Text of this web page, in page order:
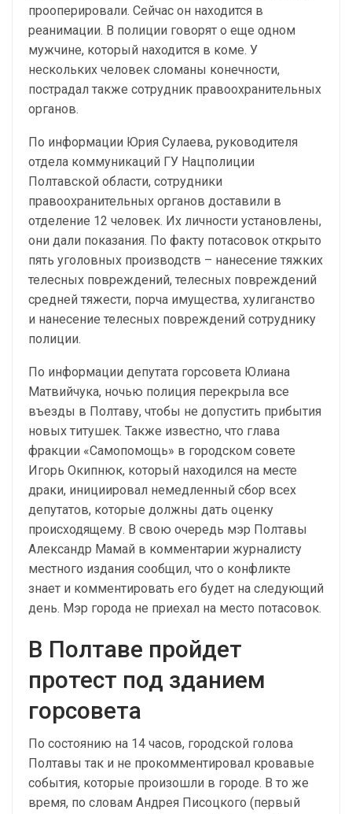
прооперировали. Сейчас он находится в
реанимации. В полиции говорят о еще одном
мужчине, который находится в коме. У
нескольких человек сломаны конечности,
пострадал также сотрудник правоохранительных
органов.
По информации Юрия Сулаева, руководителя
отдела коммуникаций ГУ Нацполиции
Полтавской области, сотрудники
правоохранительных органов доставили в
отделение 12 человек. Их личности установлены,
они дали показания. По факту потасовок открыто
пять уголовных производств – нанесение тяжких
телесных повреждений, телесных повреждений
средней тяжести, порча имущества, хулиганство
и нанесение телесных повреждений сотруднику
полиции.
По информации депутата горсовета Юлиана
Матвийчука, ночью полиция перекрыла все
въезды в Полтаву, чтобы не допустить прибытия
новых титушек. Также известно, что глава
фракции «Самопомощь» в городском совете
Игорь Окипнюк, который находился на месте
драки, инициировал немедленный сбор всех
депутатов, которые должны дать оценку
происходящему. В свою очередь мэр Полтавы
Александр Мамай в комментарии журналисту
местного издания сообщил, что о конфликте
знает и комментировать его будет на следующий
день. Мэр города не приехал на место потасовок.
В Полтаве пройдет
протест под зданием
горсовета
По состоянию на 14 часов, городской голова
Полтавы так и не прокомментировал кровавые
события, которые произошли в городе. В то же
время, по словам Андрея Писоцкого (первый